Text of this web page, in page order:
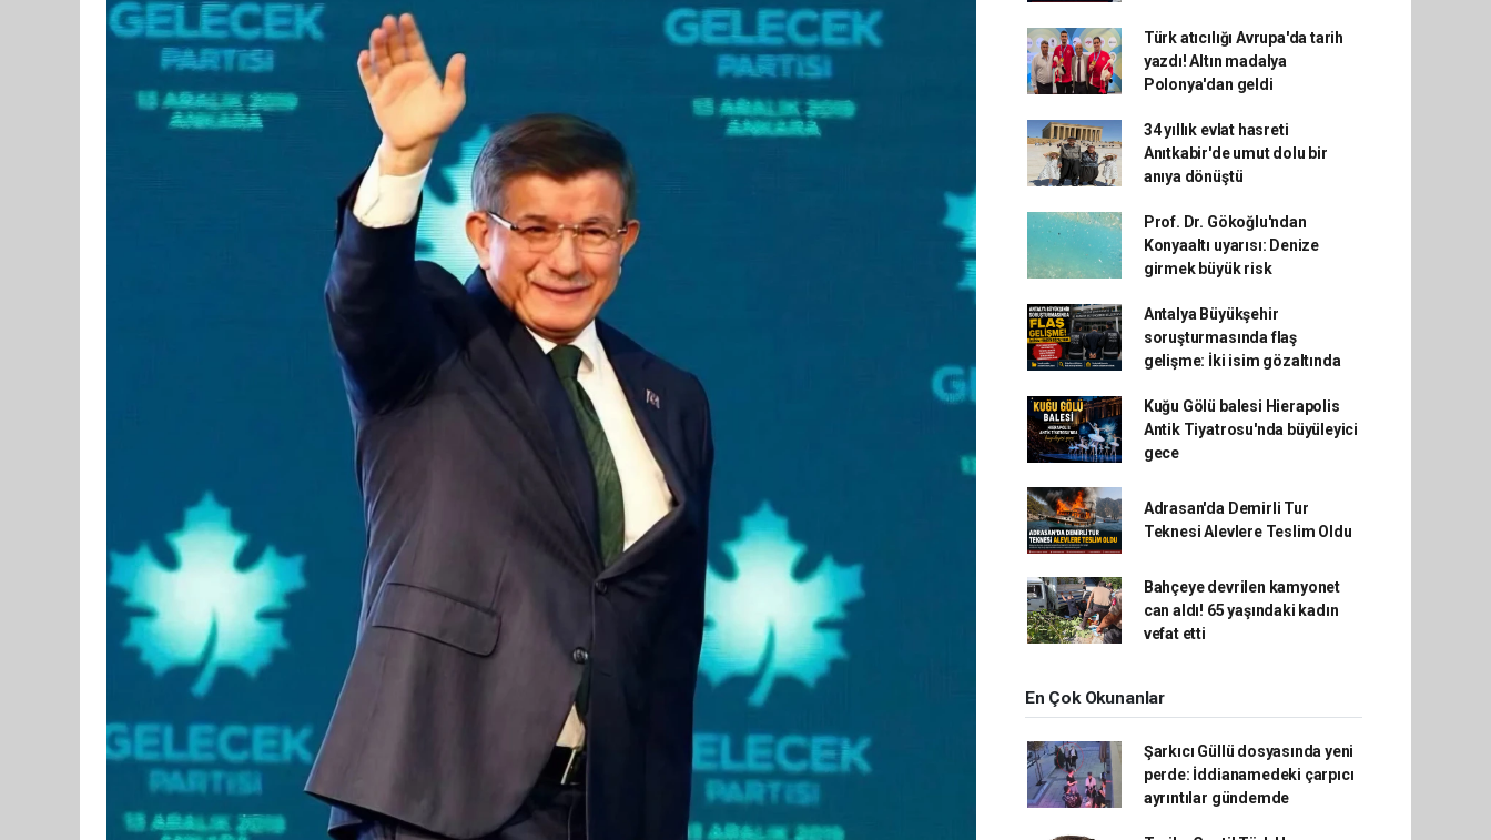
Türk atıcılığı Avrupa'da tarih
yazdı! Altın madalya
Polonya'dan geldi
34 yıllık evlat hasreti
Anıtkabir'de umut dolu bir
anıya dönüştü
Prof. Dr. Gökoğlu'ndan
Konyaaltı uyarısı: Denize
girmek büyük risk
Antalya Büyükşehir
soruşturmasında flaş
gelişme: İki isim gözaltında
Kuğu Gölü balesi Hierapolis
Antik Tiyatrosu'nda büyüleyici
gece
Adrasan'da Demirli Tur
Teknesi Alevlere Teslim Oldu
Bahçeye devrilen kamyonet
can aldı! 65 yaşındaki kadın
vefat etti
En Çok Okunanlar
Şarkıcı Güllü dosyasında yeni
perde: İddianamedeki çarpıcı
ayrıntılar gündemde